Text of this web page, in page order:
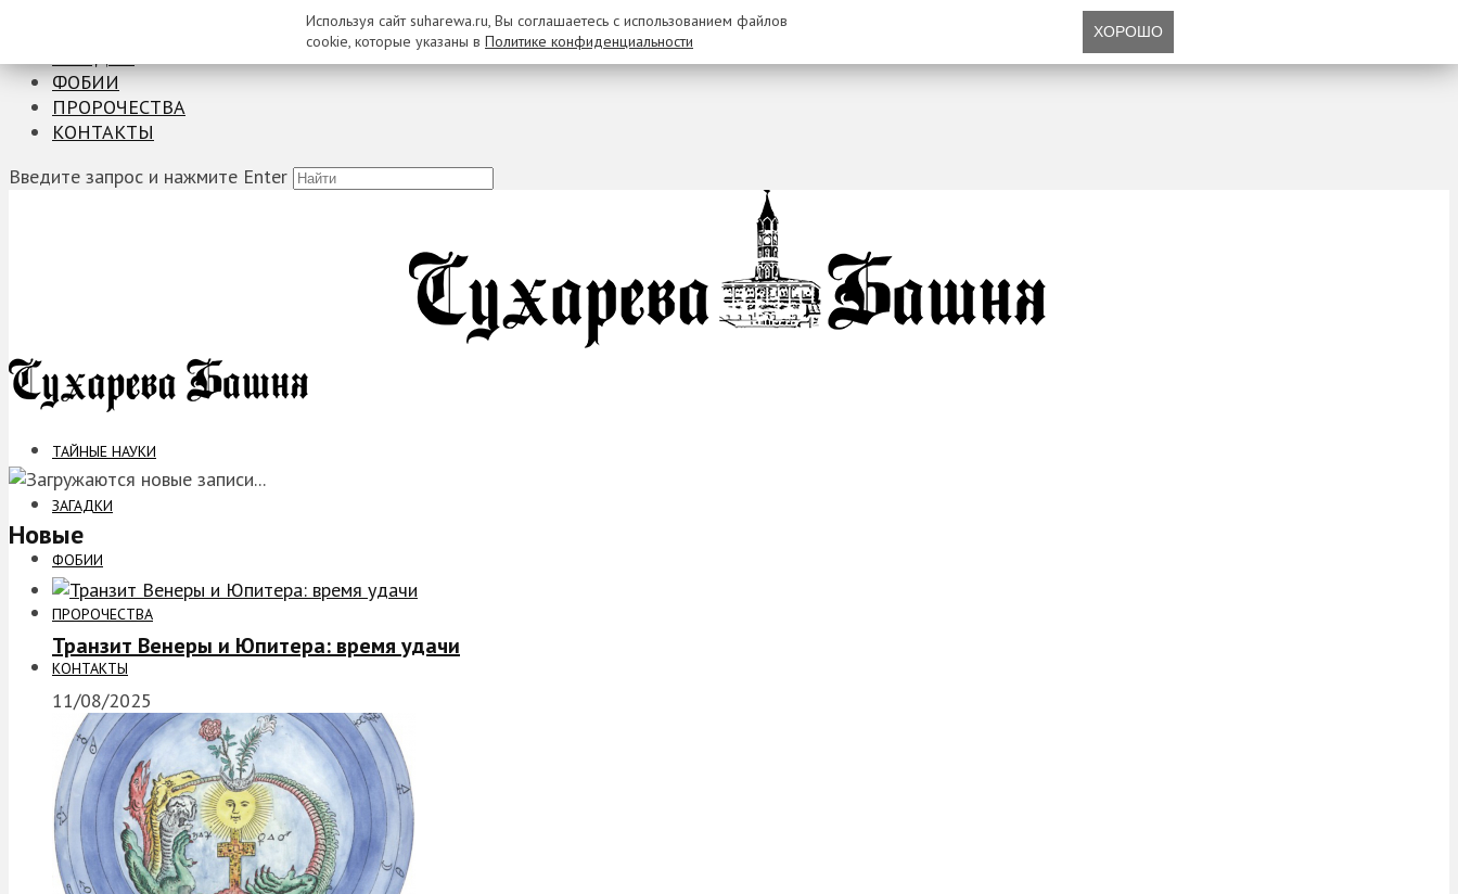
ФОБИИ
ПРОРОЧЕСТВА
КОНТАКТЫ
Введите запрос и нажмите Enter
ТАЙНЫЕ НАУКИ
ЗАГАДКИ
ФОБИИ
ПРОРОЧЕСТВА
КОНТАКТЫ
Новые
Транзит Венеры и Юпитера: время удачи
11/08/2025
Используя сайт suharewa.ru, Вы соглашаетесь с использованием файлов
cookie, которые указаны в Политике конфиденциальности ХОРОШО